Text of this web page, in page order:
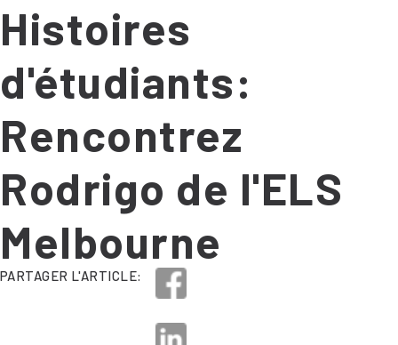
Histoires
d'étudiants:
Rencontrez
Rodrigo de l'ELS
Melbourne
PARTAGER L'ARTICLE: